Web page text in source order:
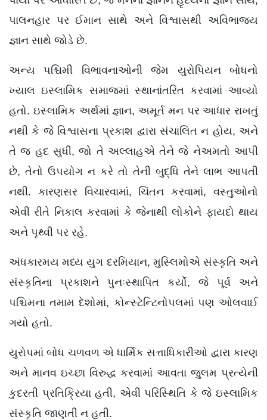
પાલનહાર પર ઈમાન સાથે અને વિશ્વાસથી અવિભાજ્ય
જ્ઞાન સાથે જોડે છે.
અન્ય પશ્ચિમી વિભાવનાઓની જેમ યુરોપિયન બોધનો
ખ્યાલ ઇસ્લામિક સમાજમાં સ્થાનાંતરિત કરવામાં આવ્યો
હતો. ઇસ્લામિક અર્થમાં જ્ઞાન, અમૂર્ત મન પર આધાર રાખતું
નથી કે જે વિશ્વાસના પ્રકાશ દ્વારા સંચાલિત ન હોય, અને
તે જ હદ સુધી, જો તે અલ્લાહએ તેને જે નેઅમતો આપી
છે, તેનો ઉપયોગ ન કરે તો તેની બુદ્ધિ તેને લાભ આપતી
નથી. કારણસર વિચારવામાં, ચિંતન કરવામાં, વસ્તુઓનો
એવી રીતે નિકાલ કરવામાં કે જેનાથી લોકોને ફાયદો થાય
અને પૃથ્વી પર રહે.
અંધકારમય મધ્ય યુગ દરમિયાન, મુસ્લિમોએ સંસ્કૃતિ અને
સંસ્કૃતિના પ્રકાશને પુનઃસ્થાપિત કર્યો, જે પૂર્વ અને
પશ્ચિમના તમામ દેશોમાં, કોન્સ્ટેન્ટિનોપલમાં પણ ઓલવાઈ
ગયો હતો.
યુરોપમાં બોધ ચળવળ એ ધાર્મિક સત્તાધિકારીઓ દ્વારા કારણ
અને માનવ ઇચ્છા વિરુદ્ધ કરવામાં આવતા જુલમ પ્રત્યેની
કુદરતી પ્રતિક્રિયા હતી, એવી પરિસ્થિતિ કે જે ઇસ્લામિક
સંસ્કૃતિ જાણતી ન હતી.